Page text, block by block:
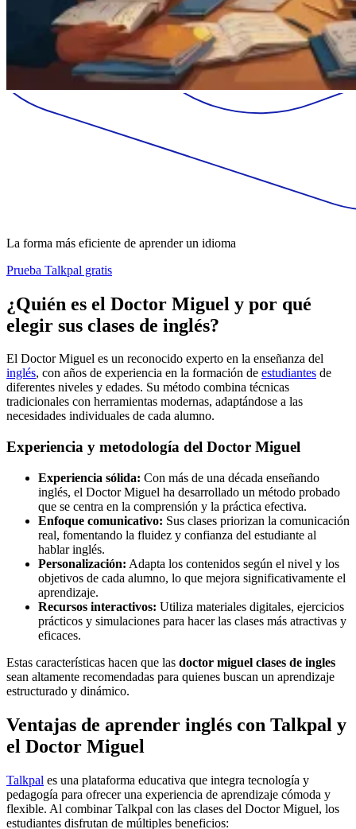
La forma más eficiente de aprender un idioma
Prueba Talkpal gratis
¿Quién es el Doctor Miguel y por qué
elegir sus clases de inglés?
El Doctor Miguel es un reconocido experto en la enseñanza del
inglés, con años de experiencia en la formación de estudiantes de
diferentes niveles y edades. Su método combina técnicas
tradicionales con herramientas modernas, adaptándose a las
necesidades individuales de cada alumno.
Experiencia y metodología del Doctor Miguel
Experiencia sólida: Con más de una década enseñando
inglés, el Doctor Miguel ha desarrollado un método probado
que se centra en la comprensión y la práctica efectiva.
Enfoque comunicativo: Sus clases priorizan la comunicación
real, fomentando la fluidez y confianza del estudiante al
hablar inglés.
Personalización: Adapta los contenidos según el nivel y los
objetivos de cada alumno, lo que mejora significativamente el
aprendizaje.
Recursos interactivos: Utiliza materiales digitales, ejercicios
prácticos y simulaciones para hacer las clases más atractivas y
eficaces.
Estas características hacen que las doctor miguel clases de ingles
sean altamente recomendadas para quienes buscan un aprendizaje
estructurado y dinámico.
Ventajas de aprender inglés con Talkpal y
el Doctor Miguel
Talkpal es una plataforma educativa que integra tecnología y
pedagogía para ofrecer una experiencia de aprendizaje cómoda y
flexible. Al combinar Talkpal con las clases del Doctor Miguel, los
estudiantes disfrutan de múltiples beneficios: